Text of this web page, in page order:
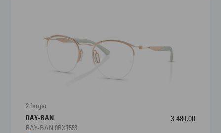
2 farger
RAY-BAN
RAY-BAN 0RX7553
3 480,00